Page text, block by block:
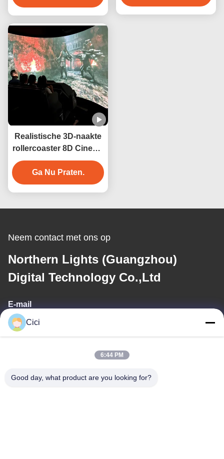
Realistische 3D-naakte
rollercoaster 8D Cinema
Motion System Orbit
Cinema
Ga Nu Praten.
Neem contact met ons op
Northern Lights (Guangzhou)
Digital Technology Co.,Ltd
E-mail
sales03@bjgprojection.com
Adres
Cici
6:44 PM
Good day, what product are you looking for?